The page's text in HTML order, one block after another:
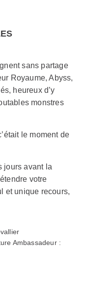
sans partage
Royaume, Abyss,
heureux d’y
monstres
le moment de
jours avant la
votre
et unique recours,
Ambassadeur :